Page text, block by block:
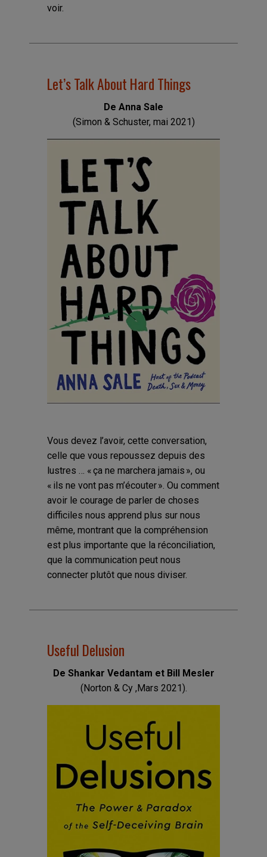
voir.
Let’s Talk About Hard Things
De Anna Sale
(Simon & Schuster, mai 2021)
Vous devez l’avoir, cette conversation,
celle que vous repoussez depuis des
lustres … « ça ne marchera jamais », ou
« ils ne vont pas m’écouter ». Ou comment
avoir le courage de parler de choses
difficiles nous apprend plus sur nous
même, montrant que la compréhension
est plus importante que la réconciliation,
que la communication peut nous
connecter plutôt que nous diviser.
Useful Delusion
De Shankar Vedantam et Bill Mesler
(Norton & Cy ,Mars 2021).